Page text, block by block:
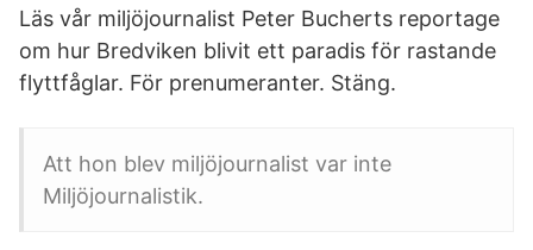
Läs vår miljöjournalist Peter Bucherts reportage
om hur Bredviken blivit ett paradis för rastande
flyttfåglar. För prenumeranter. Stäng.
Att hon blev miljöjournalist var inte
Miljöjournalistik.